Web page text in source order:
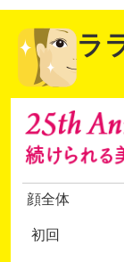
ラ
顔全体
初回